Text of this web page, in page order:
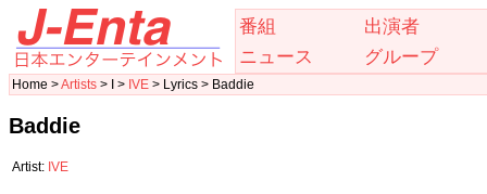
番組
出演者
ニュース
グループ
Home >Artists > I > IVE > Lyrics > Baddie
Baddie
Artist: IVE